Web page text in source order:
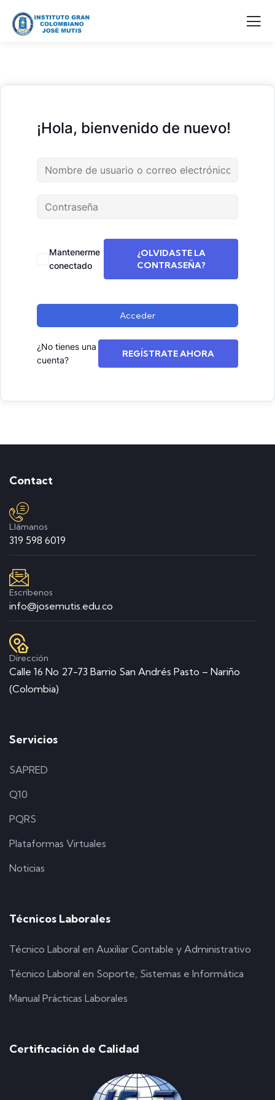
¡Hola, bienvenido de nuevo!
Mantenerme
conectado
¿OLVIDASTE LA
CONTRASEÑA?
Acceder
¿No tienes una
cuenta?
REGÍSTRATE AHORA
Contact
Llámanos
319 598 6019
Escríbenos
info@josemutis.edu.co
Dirección
Calle 16 No 27-73 Barrio San Andrés Pasto – Nariño
(Colombia)
Servicios
SAPRED
Q10
PQRS
Plataformas Virtuales
Noticias
Técnicos Laborales
Técnico Laboral en Auxiliar Contable y Administrativo
Técnico Laboral en Soporte, Sistemas e Informática
Manual Prácticas Laborales
Certificación de Calidad